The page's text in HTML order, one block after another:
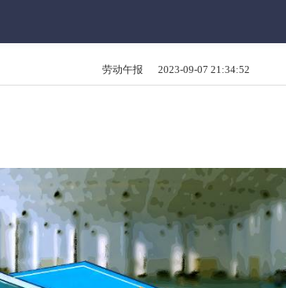
劳动午报 2023-09-07 21:34:52